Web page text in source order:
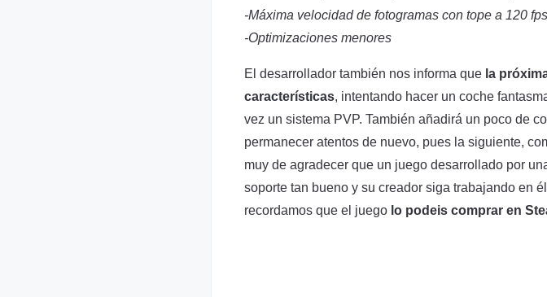
-Máxima velocidad de fotogramas con tope a 120 fps
-Optimizaciones menores
El desarrollador también nos informa que la
características, intentando hacer un coche
vez un sistema PVP. También añadirá un poco de
permanecer atentos de nuevo, pues la siguiente,
muy de agradecer que un juego desarrollado por
soporte tan bueno y su creador siga trabajando en
recordamos que el juego lo podeis comprar en